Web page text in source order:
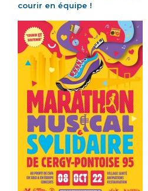
courir en équipe !